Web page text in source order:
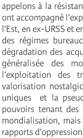
appelons à la
ont accompagné
l’Est, en ex-URSS et
des régimes
dégradation des
généralisée des
l’exploitation des
valorisation
uniques et la
pouvoirs tenant
mondialisation,
rapports